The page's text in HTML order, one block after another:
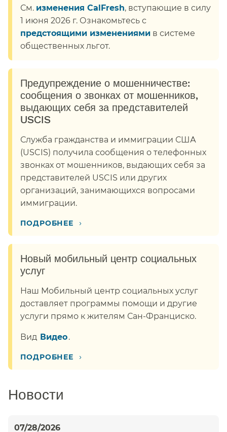
См. изменения CalFresh, вступающие в силу
1 июня 2026 г. Ознакомьтесь с
предстоящими изменениями в системе
общественных льгот.​​
Предупреждение о мошенничестве:
сообщения о звонках от мошенников,
выдающих себя за представителей
USCIS​​
Служба гражданства и иммиграции США
(USCIS) получила сообщения о телефонных
звонках от мошенников, выдающих себя за
представителей USCIS или других
организаций, занимающихся вопросами
иммиграции.​​
ПОДРОБНЕЕ​​ ›
Новый мобильный центр социальных
услуг​​
Наш Мобильный центр социальных услуг
доставляет программы помощи и другие
услуги прямо к жителям Сан-Франциско.​​
Вид​​ Видео​​.
ПОДРОБНЕЕ​​ ›
Новости​​
07/28/2026